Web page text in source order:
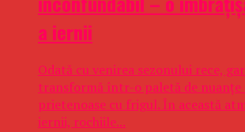
a iernii
Odată cu venirea sezonului rece,
transformă într-o paletă de nuanțe
prietenoase cu frigul. În această
iernii, rochiile...